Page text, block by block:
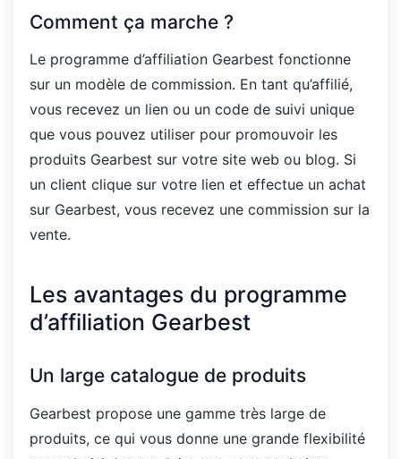
Comment ça marche ?
Le programme d’affiliation Gearbest fonctionne
sur un modèle de commission. En tant qu’affilié,
vous recevez un lien ou un code de suivi unique
que vous pouvez utiliser pour promouvoir les
produits Gearbest sur votre site web ou blog. Si
un client clique sur votre lien et effectue un achat
sur Gearbest, vous recevez une commission sur la
vente.
Les avantages du programme
d’affiliation Gearbest
Un large catalogue de produits
Gearbest propose une gamme très large de
produits, ce qui vous donne une grande flexibilité